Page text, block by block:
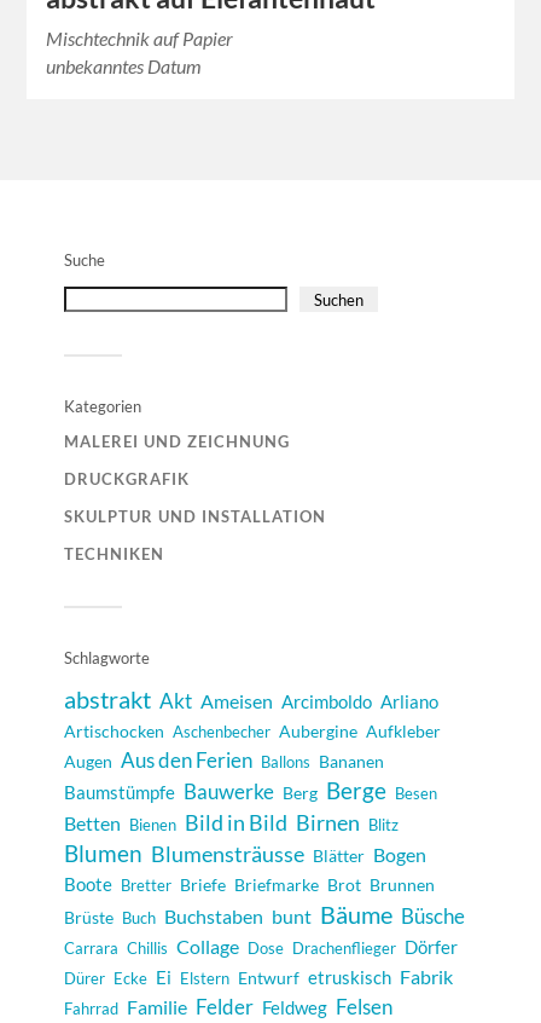
Mischtechnik auf Papier
unbekanntes Datum
Suche
Suchen
Kategorien
MALEREI UND ZEICHNUNG
DRUCKGRAFIK
SKULPTUR UND INSTALLATION
TECHNIKEN
Schlagworte
abstrakt Akt Ameisen Arcimboldo Arliano
Artischocken Aschenbecher Aubergine Aufkleber
Augen Aus den Ferien Ballons Bananen
Baumstümpfe Bauwerke Berg Berge Besen
Betten Bienen Bild in Bild Birnen Blitz
Blumen Blumensträusse Blätter Bogen
Boote Bretter Briefe Briefmarke Brot Brunnen
Brüste Buch Buchstaben bunt Bäume Büsche
Carrara Chillis Collage Dose Drachenflieger Dörfer
Dürer Ecke Ei Elstern Entwurf etruskisch Fabrik
Fahrrad Familie Felder Feldweg Felsen